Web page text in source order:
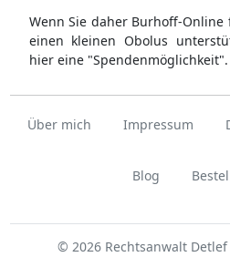
Wenn Sie daher Burhoff-
einen kleinen Obolus
hier eine "Spendenmöglichkeit".
Über mich Impressum
Blog
© 2026 Rechtsanwalt Detlef